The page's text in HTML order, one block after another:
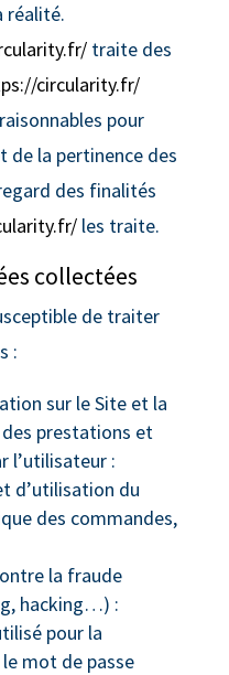
réalité.
traite des
circularity.fr/
pour
de la pertinence des
des finalités
les traite.
collectées
de traiter
:
sur le Site et la
prestations et
l’utilisateur :
d’utilisation du
des commandes,
la fraude
hacking…) :
pour la
le mot de passe